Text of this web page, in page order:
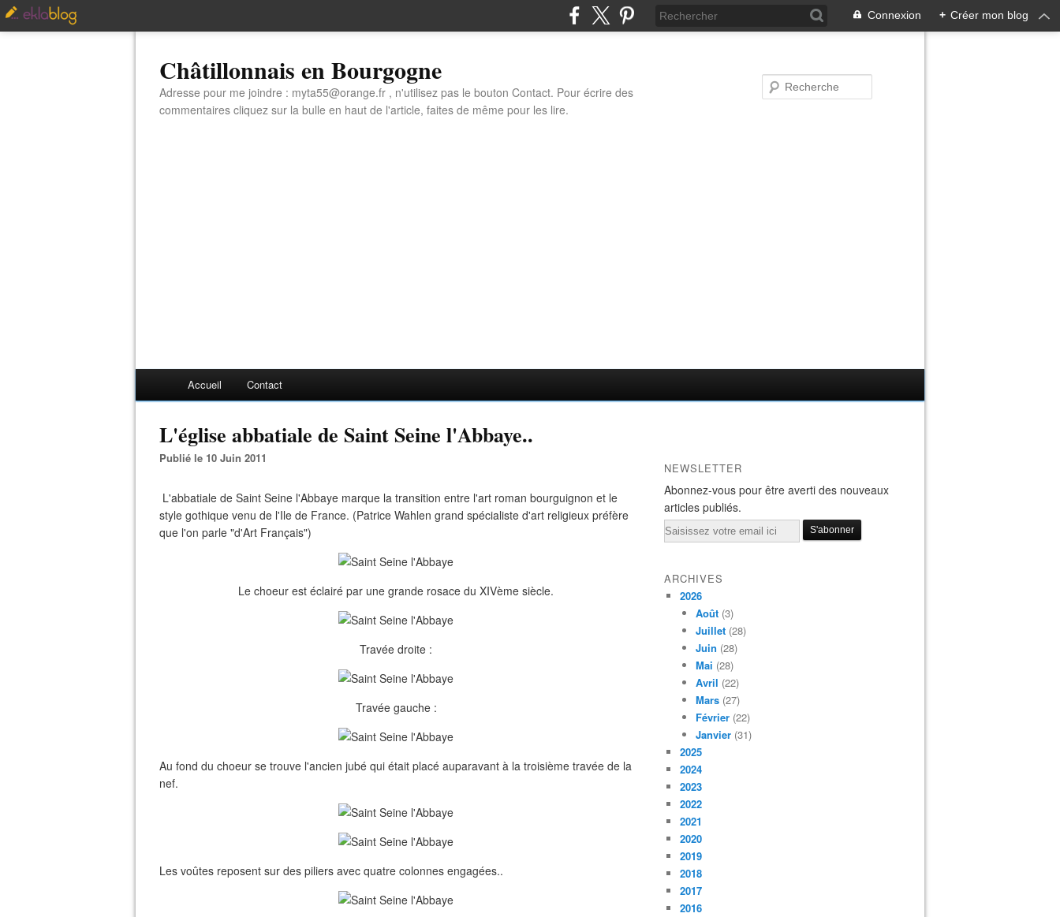
Connexion + Créer mon blog
Châtillonnais en Bourgogne
Adresse pour me joindre : myta55@orange.fr , n'utilisez pas le bouton Contact. Pour écrire des
commentaires cliquez sur la bulle en haut de l'article, faites de même pour les lire.
Accueil Contact
L'église abbatiale de Saint Seine l'Abbaye..
Publié le 10 Juin 2011
L'abbatiale de Saint Seine l'Abbaye marque la transition entre l'art roman bourguignon et le
style gothique venu de l'Ile de France. (Patrice Wahlen grand spécialiste d'art religieux préfère
que l'on parle "d'Art Français")
Le choeur est éclairé par une grande rosace du XIVème siècle.
Travée droite :
Travée gauche :
Au fond du choeur se trouve l'ancien jubé qui était placé auparavant à la troisième travée de la
nef.
Les voûtes reposent sur des piliers avec quatre colonnes engagées..
NEWSLETTER
Abonnez-vous pour être averti des nouveaux
articles publiés.
Email
ARCHIVES
2026
Août (3)
Juillet (28)
Juin (28)
Mai (28)
Avril (22)
Mars (27)
Février (22)
Janvier (31)
2025
2024
2023
2022
2021
2020
2019
2018
2017
2016